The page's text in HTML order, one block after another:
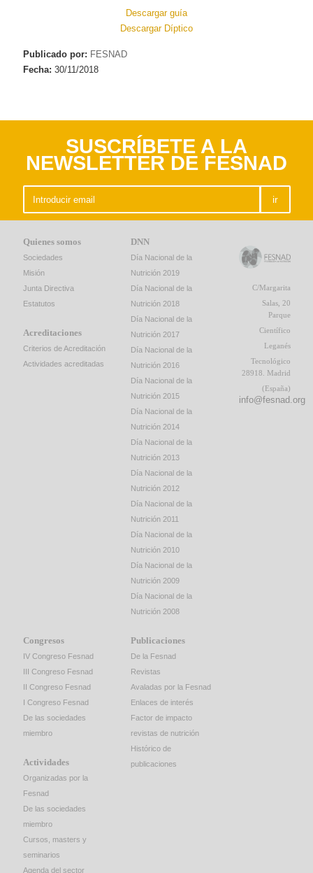
Descargar guía
Descargar Díptico
Publicado por: FESNAD
Fecha: 30/11/2018
SUSCRÍBETE A LA
NEWSLETTER DE FESNAD
ir
Quienes somos
Sociedades
Misión
Junta Directiva
Estatutos
Acreditaciones
Criterios de Acreditación
Actividades acreditadas
DNN
Día Nacional de la
Nutrición 2019
Día Nacional de la
Nutrición 2018
Día Nacional de la
Nutrición 2017
Día Nacional de la
Nutrición 2016
Día Nacional de la
Nutrición 2015
Día Nacional de la
Nutrición 2014
Día Nacional de la
Nutrición 2013
Día Nacional de la
Nutrición 2012
Día Nacional de la
Nutrición 2011
Día Nacional de la
Nutrición 2010
Día Nacional de la
Nutrición 2009
Día Nacional de la
Nutrición 2008
Congresos
IV Congreso Fesnad
III Congreso Fesnad
II Congreso Fesnad
I Congreso Fesnad
De las sociedades
miembro
Actividades
Organizadas por la
Fesnad
De las sociedades
miembro
Cursos, masters y
seminarios
Agenda del sector
Publicaciones
De la Fesnad
Revistas
Avaladas por la Fesnad
Enlaces de interés
Factor de impacto
revistas de nutrición
Histórico de
publicaciones
C/Margarita
Salas, 20
Parque
Científico
Leganés
Tecnológico
28918. Madrid
(España)
info@fesnad.org